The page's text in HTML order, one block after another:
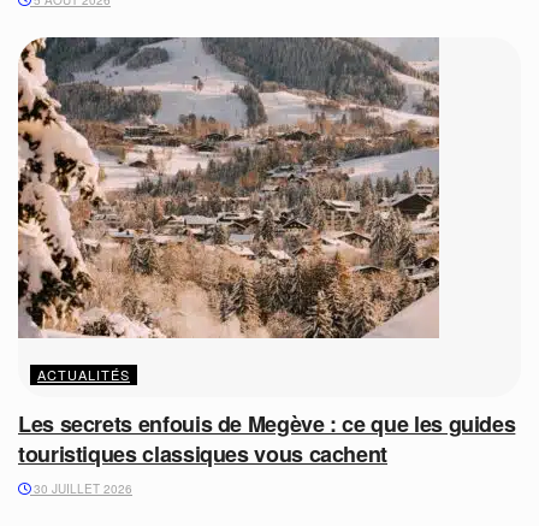
ACTUALITÉS
Les secrets enfouis de Megève : ce que les guides
touristiques classiques vous cachent
30 JUILLET 2026